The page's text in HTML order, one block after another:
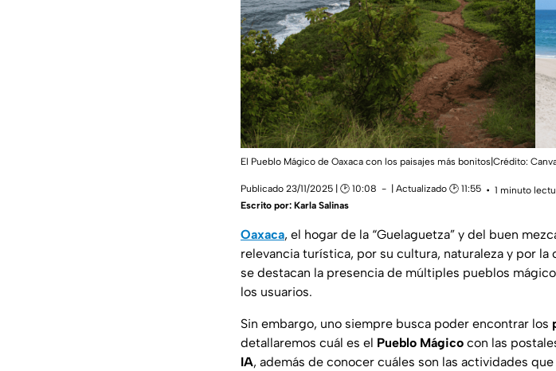
El Pueblo Mágico de Oaxaca con los paisajes más bonitos|Crédito:
Publicado 23/11/2025 | 🕑 10:08 | Actualizado 🕑 11:55
1 minuto
Escrito por: Karla Salinas
Oaxaca, el hogar de la “Guelaguetza” y del buen
relevancia turística, por su cultura, naturaleza y por
se destacan la presencia de múltiples pueblos
los usuarios.
Sin embargo, uno siempre busca poder encontrar los
detallaremos cuál es el Pueblo Mágico con las
IA, además de conocer cuáles son las actividades